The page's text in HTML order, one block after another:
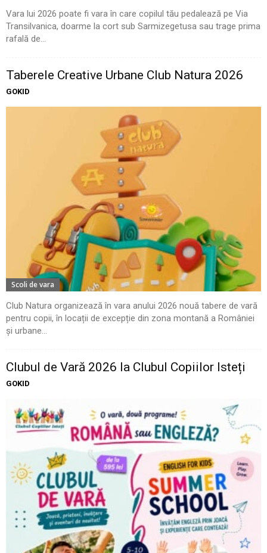
Vara lui 2026 poate fi vara în care copilul tău pedalează pe Via
Transilvanica, doarme la cort sub Sarmizegetusa sau trage prima
rafală de...
Taberele Creative Urbane Club Natura 2026
GOKID
Scoli de vara
Club Natura organizează în vara anului 2026 nouă tabere de vară
pentru copii, în locații de excepție din zona montană a României
și urbane...
Clubul de Vară 2026 la Clubul Copiilor Isteți
GOKID